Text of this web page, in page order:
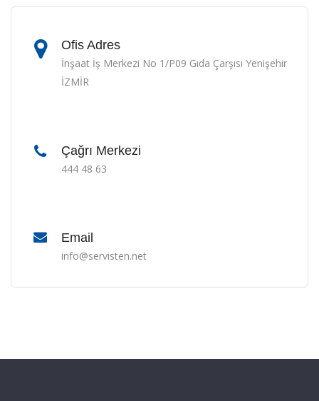
Ofis Adres
İnşaat İş Merkezi No 1/P09 Gıda Çarşısı Yenişehir
İZMİR
Çağrı Merkezi
444 48 63
Email
info@servisten.net